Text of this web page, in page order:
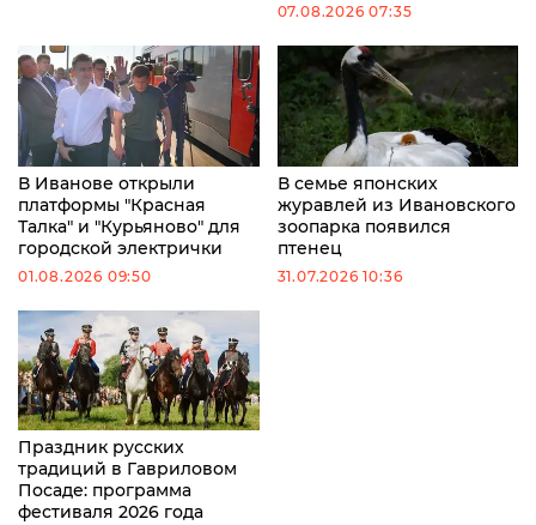
07.08.2026 07:35
В Иванове открыли
платформы "Красная
Талка" и "Курьяново" для
городской электрички
01.08.2026 09:50
В семье японских
журавлей из Ивановского
зоопарка появился
птенец
31.07.2026 10:36
Праздник русских
традиций в Гавриловом
Посаде: программа
фестиваля 2026 года